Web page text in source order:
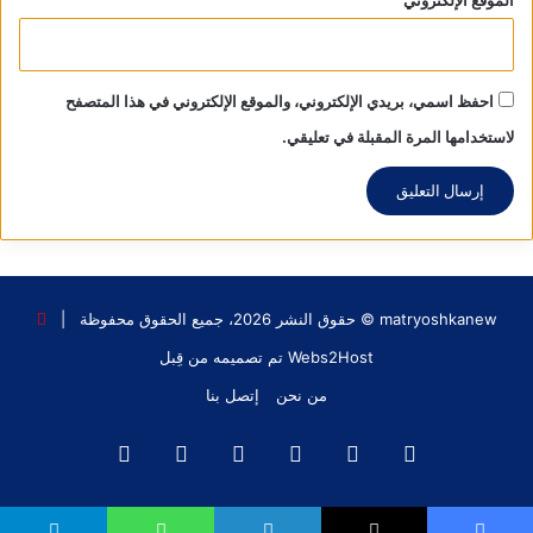
View all posts
احفظ اسمي، بريدي الإلكتروني، والموقع الإلكتروني في هذا المتصفح
لاستخدامها المرة المقبلة في تعليقي.
matryoshkanew © حقوق النشر 2026، جميع الحقوق محفوظة |
Webs2Host تم تصميمه من قِبل
من نحن
إتصل بنا
فيسبوك يوتيوب انستقرام‫TikTok